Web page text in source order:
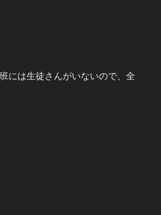
には生徒さんがいないので、全